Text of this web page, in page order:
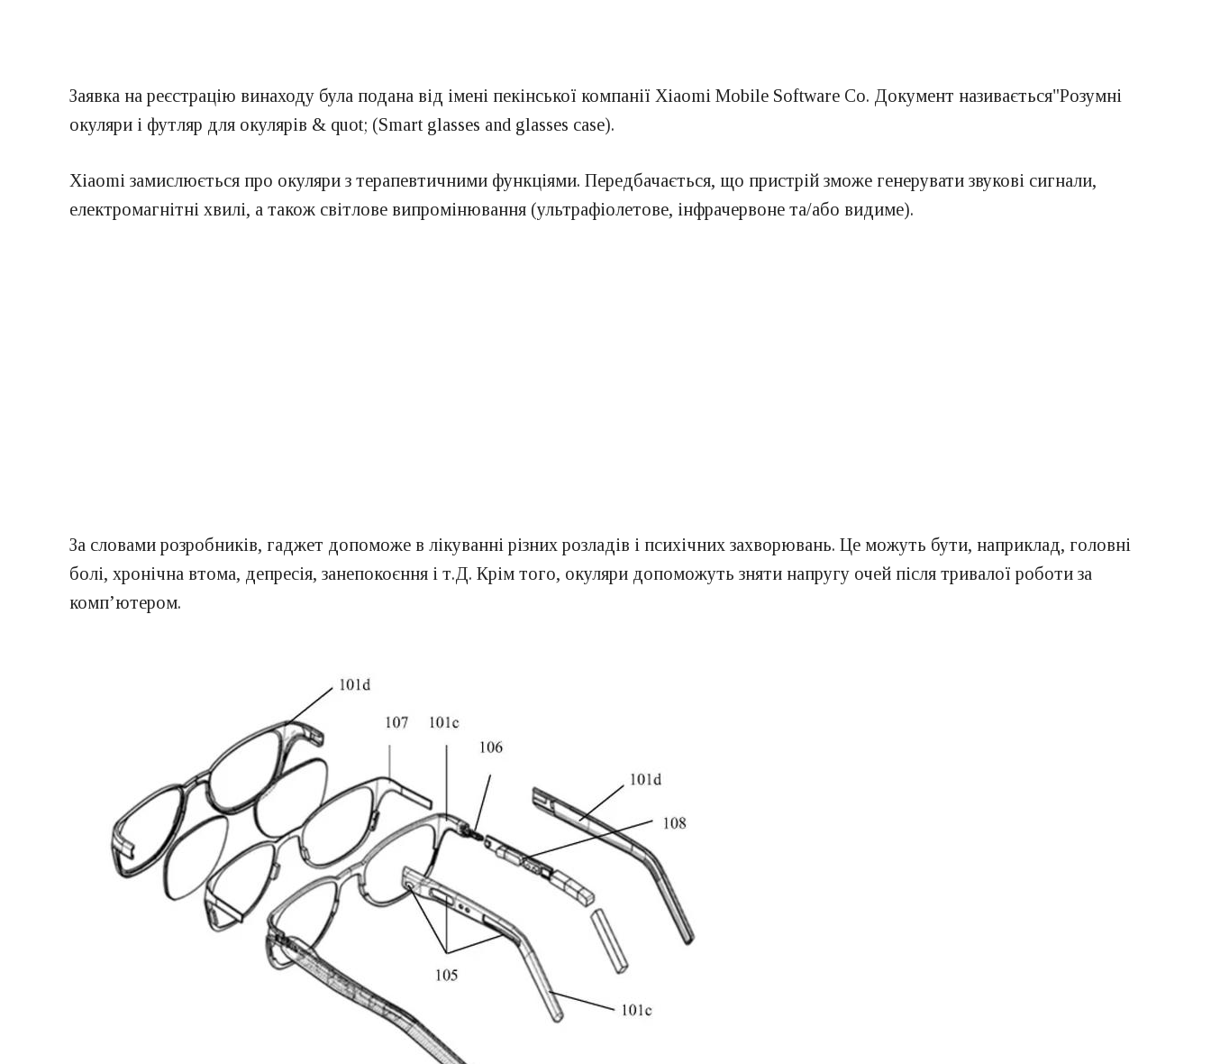
Заявка на реєстрацію винаходу була подана від імені пекінської компанії Xiaomi Mobile Software Co. Документ називається"Розумні
окуляри і футляр для окулярів & quot; (Smart glasses and glasses case).
Xiaomi замислюється про окуляри з терапевтичними функціями. Передбачається, що пристрій зможе генерувати звукові сигнали,
електромагнітні хвилі, а також світлове випромінювання (ультрафіолетове, інфрачервоне та/або видиме).
За словами розробників, гаджет допоможе в лікуванні різних розладів і психічних захворювань. Це можуть бути, наприклад, головні
болі, хронічна втома, депресія, занепокоєння і т.Д. Крім того, окуляри допоможуть зняти напругу очей після тривалої роботи за
комп’ютером.